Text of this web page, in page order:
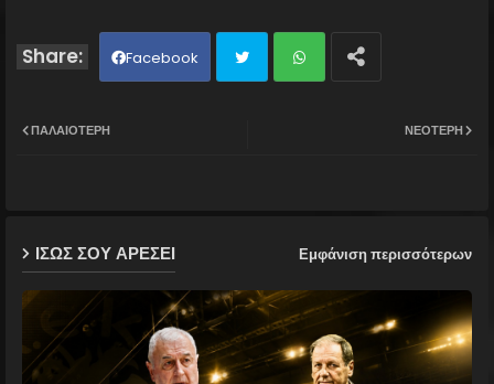
Facebook
p
ΝΕΌΤΕΡΗ
ΠΑΛΑΙΌΤΕΡΗ
ΙΣΩΣ ΣΟΥ ΑΡΕΣΕΙ Εμφάνιση περισσότερων